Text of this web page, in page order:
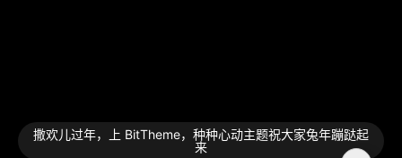
撒欢儿过年，上 BitTheme，种种心动主题祝大家兔年蹦跶起
来